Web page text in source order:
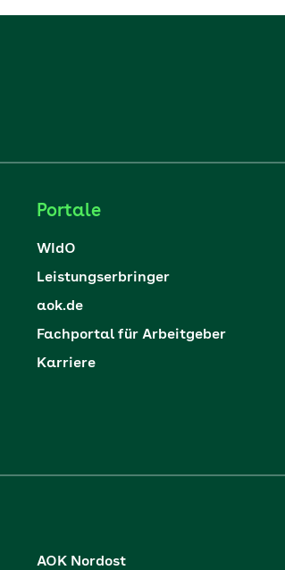
Portale
WIdO
Leistungserbringer
aok.de
Fachportal für Arbeitgeber
Karriere
AOK Nordost